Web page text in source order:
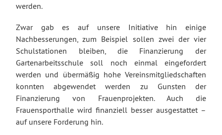
werden.
Zwar gab es auf unsere Initiative hin einige
Nachbesserungen, zum Beispiel sollen zwei der vier
Schulstationen bleiben, die Finanzierung der
Gartenarbeitsschule soll noch einmal eingefordert
werden und übermäßig hohe Vereinsmitgliedschaften
konnten abgewendet werden zu Gunsten der
Finanzierung von Frauenprojekten. Auch die
Frauensporthalle wird finanziell besser ausgestattet –
auf unsere Forderung hin.